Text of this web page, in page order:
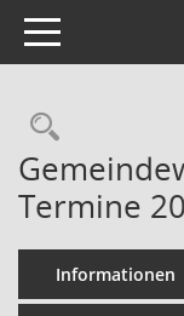
Toggle navigation
Termine
Informationen